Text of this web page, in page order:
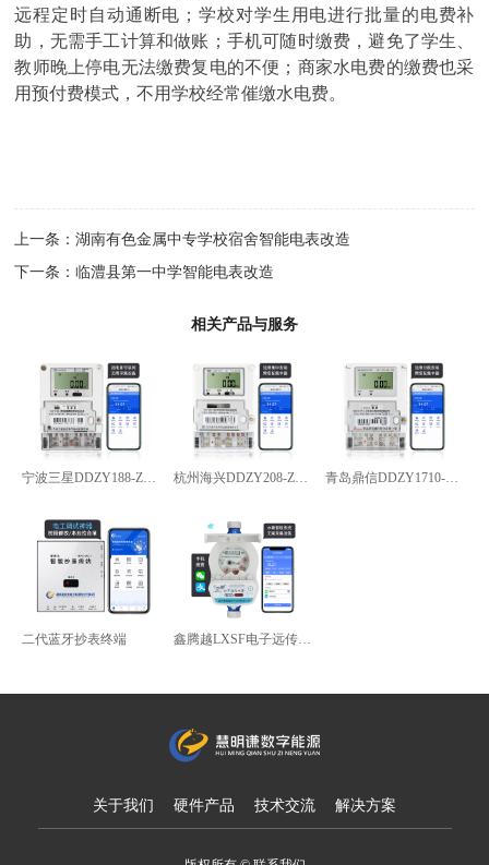
远程定时自动通断电；学校对学生用电进行批量的电费补
助，无需手工计算和做账；手机可随时缴费，避免了学生、
教师晚上停电无法缴费复电的不便；商家水电费的缴费也采
用预付费模式，不用学校经常催缴水电费。
上一条：湖南有色金属中专学校宿舍智能电表改造
下一条：临澧县第一中学智能电表改造
相关产品与服务
宁波三星DDZY188-Z型4G通讯智能电能表杭州海兴DDZY208-Z型RS485通讯智能电能表
青岛鼎信DDZY1710-Z型单
二代蓝牙抄表终端 鑫腾越LXSF电子远传智能水表
关于我们 硬件产品 技术交流 解决方案